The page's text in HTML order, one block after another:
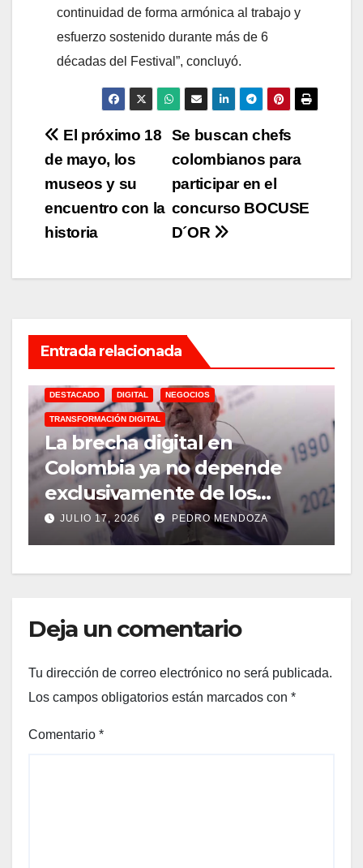
continuidad de forma armónica al trabajo y
esfuerzo sostenido durante más de 6
décadas del Festival”, concluyó.
Navegación
de
entradas
Se buscan chefs
colombianos para
participar en el
concurso BOCUSE
D´OR
El próximo 18
de mayo, los
museos y su
encuentro con la
historia
Entrada relacionada
DESTACADO DIGITAL NEGOCIOS
TRANSFORMACIÓN DIGITAL
La brecha digital en
Colombia ya no depende
exclusivamente de los
cables de fibra óptica
JULIO 17, 2026 PEDRO MENDOZA
Deja un comentario
Tu dirección de correo electrónico no será publicada.
Los campos obligatorios están marcados con *
Comentario *